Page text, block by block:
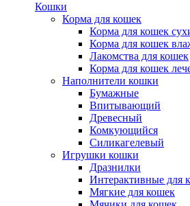
Кошки
Корма для кошек
Корма для кошек
Корма для кошек
Лакомства для кошек
Корма для кошек
Наполнители кошки
Бумажные
Впитывающий
Древесный
Комкующийся
Силикагелевый
Игрушки кошки
Дразнилки
Интерактивные для
Мягкие для кошек